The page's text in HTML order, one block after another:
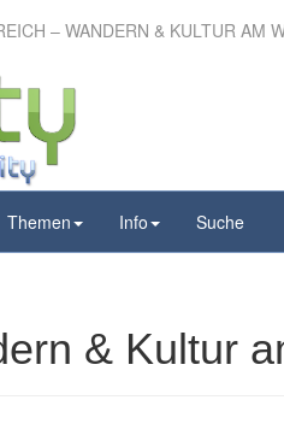
– WANDERN & KULTUR AM
Themen Info Suche
– Wandern
Wurzerhof
& Kultur